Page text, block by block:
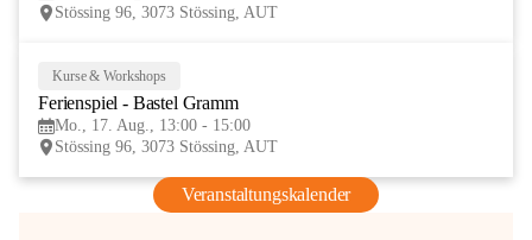
Stössing 96, 3073 Stössing, AUT
Kurse & Workshops
Ferienspiel - Bastel Gramm
Mo., 17. Aug., 13:00 - 15:00
Stössing 96, 3073 Stössing, AUT
Veranstaltungskalender